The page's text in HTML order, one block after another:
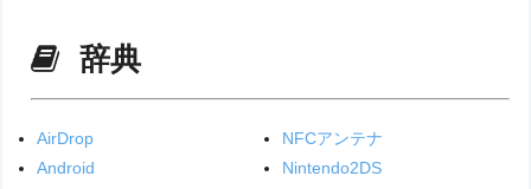
辞典
AirDrop
Android
NFCアンテナ
Nintendo2DS